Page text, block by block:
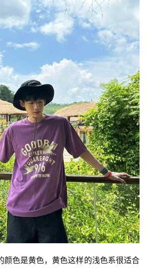
颜色是黄色，黄色这样的浅色系很适合